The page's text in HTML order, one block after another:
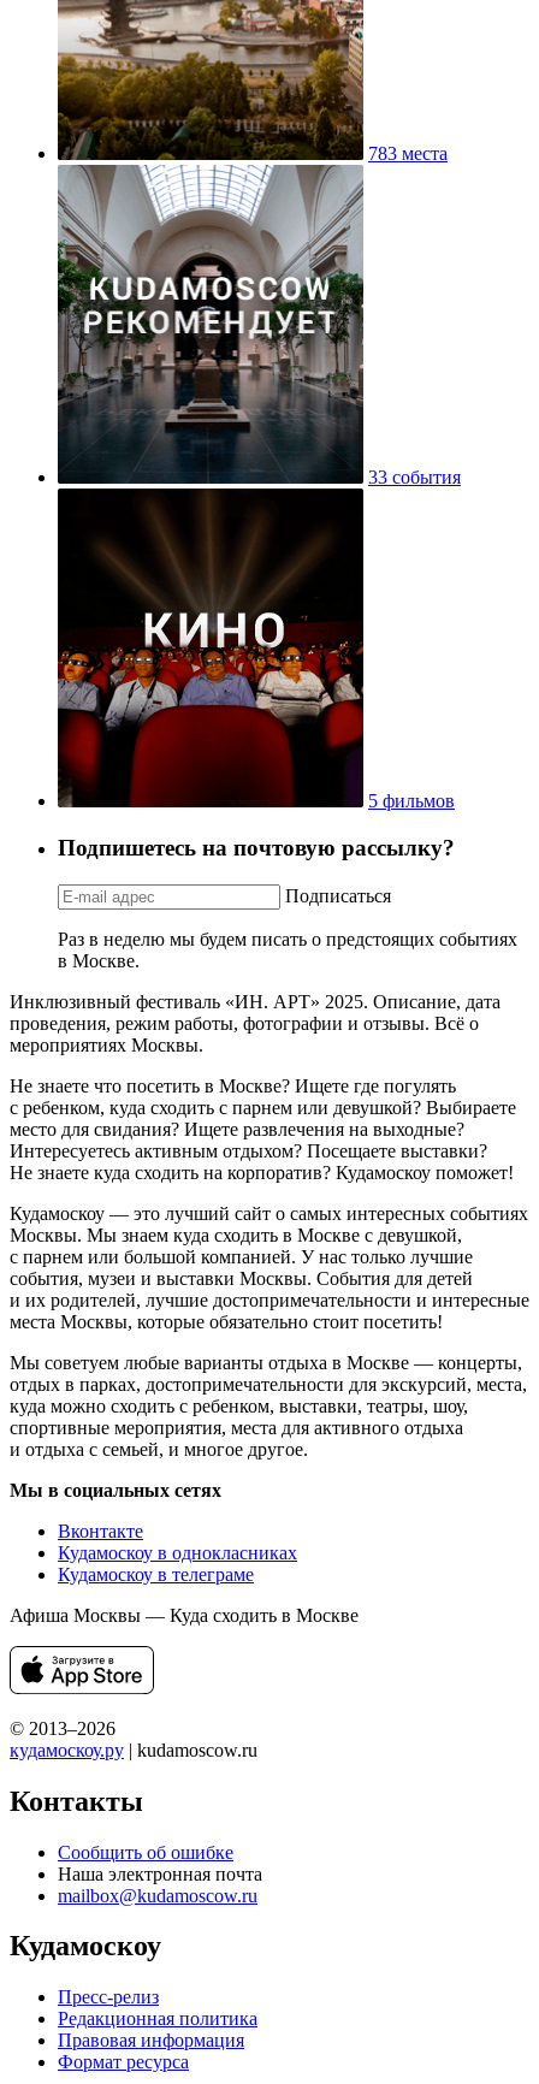
783 места
33 события
5 фильмов
Подпишетесь на почтовую рассылку?
Подписаться
Раз в неделю мы будем писать о предстоящих событиях
в Москве.
Инклюзивный фестиваль «ИН. АРТ» 2025. Описание, дата
проведения, режим работы, фотографии и отзывы. Всё о
мероприятиях Москвы.
Не знаете что посетить в Москве? Ищете где погулять
с ребенком, куда сходить с парнем или девушкой? Выбираете
место для свидания? Ищете развлечения на выходные?
Интересуетесь активным отдыхом? Посещаете выставки?
Не знаете куда сходить на корпоратив? Кудамоскоу поможет!
Кудамоскоу — это лучший сайт о самых интересных событиях
Москвы. Мы знаем куда сходить в Москве с девушкой,
с парнем или большой компанией. У нас только лучшие
события, музеи и выставки Москвы. События для детей
и их родителей, лучшие достопримечательности и интересные
места Москвы, которые обязательно стоит посетить!
Мы советуем любые варианты отдыха в Москве — концерты,
отдых в парках, достопримечательности для экскурсий, места,
куда можно сходить с ребенком, выставки, театры, шоу,
спортивные мероприятия, места для активного отдыха
и отдыха с семьей, и многое другое.
Мы в социальных сетях
Вконтакте
Кудамоскоу в однокласниках
Кудамоскоу в телеграме
Афиша Москвы — Куда сходить в Москве
© 2013–2026
кудамоскоу.ру | kudamoscow.ru
Контакты
Сообщить об ошибке
Наша электронная почта
mailbox@kudamoscow.ru
Кудамоскоу
Пресс-релиз
Редакционная политика
Правовая информация
Формат ресурса